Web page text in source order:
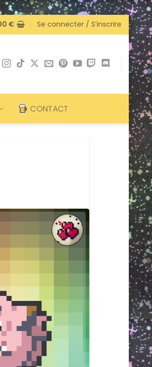
€ Se connecter / S’inscrire
CONTACT